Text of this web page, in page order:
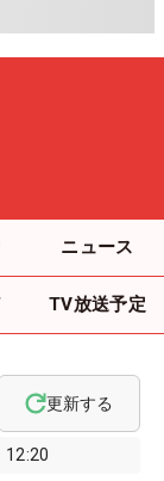
ニュース
TV放送予定
12:20
更新する